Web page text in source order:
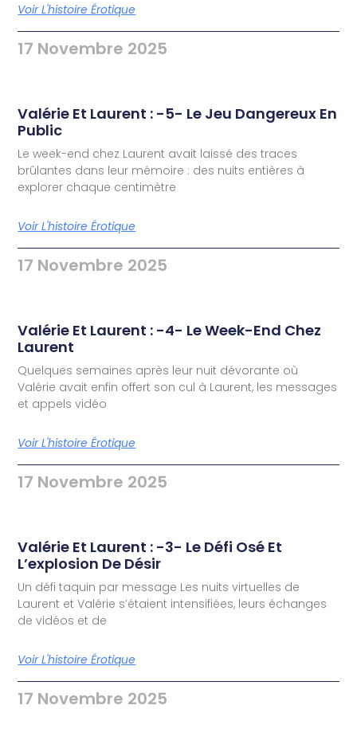
Voir L'histoire Érotique
17 Novembre 2025
Valérie Et Laurent : -5- Le Jeu Dangereux En
Public
Le week-end chez Laurent avait laissé des traces
brûlantes dans leur mémoire : des nuits entières à
explorer chaque centimètre
Voir L'histoire Érotique
17 Novembre 2025
Valérie Et Laurent : -4- Le Week-End Chez
Laurent
Quelques semaines après leur nuit dévorante où
Valérie avait enfin offert son cul à Laurent, les messages
et appels vidéo
Voir L'histoire Érotique
17 Novembre 2025
Valérie Et Laurent : -3- Le Défi Osé Et
L’explosion De Désir
Un défi taquin par message Les nuits virtuelles de
Laurent et Valérie s’étaient intensifiées, leurs échanges
de vidéos et de
Voir L'histoire Érotique
17 Novembre 2025